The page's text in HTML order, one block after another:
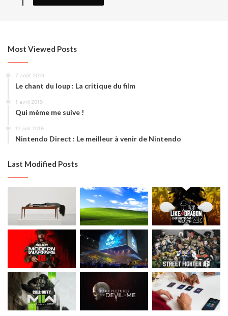
Most Viewed Posts
7 août 2019
Le chant du loup : La critique du film
1 avril 2019
Qui mème me suive !
12 juin 2019
Nintendo Direct : Le meilleur à venir de Nintendo
Last Modified Posts